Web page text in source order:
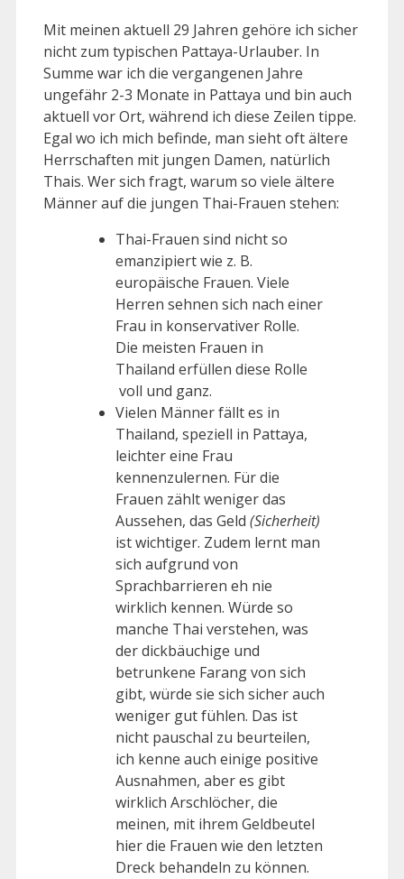
Mit meinen aktuell 29 Jahren gehöre ich sicher
nicht zum typischen Pattaya-Urlauber. In
Summe war ich die vergangenen Jahre
ungefähr 2-3 Monate in Pattaya und bin auch
aktuell vor Ort, während ich diese Zeilen tippe.
Egal wo ich mich befinde, man sieht oft ältere
Herrschaften mit jungen Damen, natürlich
Thais. Wer sich fragt, warum so viele ältere
Männer auf die jungen Thai-Frauen stehen:
Thai-Frauen sind nicht so
emanzipiert wie z. B.
europäische Frauen. Viele
Herren sehnen sich nach einer
Frau in konservativer Rolle.
Die meisten Frauen in
Thailand erfüllen diese Rolle
voll und ganz.
Vielen Männer fällt es in
Thailand, speziell in Pattaya,
leichter eine Frau
kennenzulernen. Für die
Frauen zählt weniger das
Aussehen, das Geld (Sicherheit)
ist wichtiger. Zudem lernt man
sich aufgrund von
Sprachbarrieren eh nie
wirklich kennen. Würde so
manche Thai verstehen, was
der dickbäuchige und
betrunkene Farang von sich
gibt, würde sie sich sicher auch
weniger gut fühlen. Das ist
nicht pauschal zu beurteilen,
ich kenne auch einige positive
Ausnahmen, aber es gibt
wirklich Arschlöcher, die
meinen, mit ihrem Geldbeutel
hier die Frauen wie den letzten
Dreck behandeln zu können.